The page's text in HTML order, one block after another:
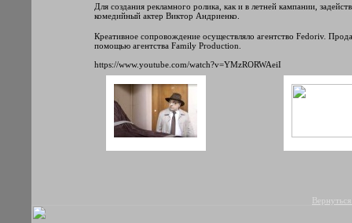
Для создания рекламного ролика, как и в летней кампании,
комедийный актер Виктор Андриенко.
Креативное сопровождение осуществляло агентство Fedoriv.
помощью агентства Family Production.
https://www.youtube.com/watch?v=YMzRORWAeiI